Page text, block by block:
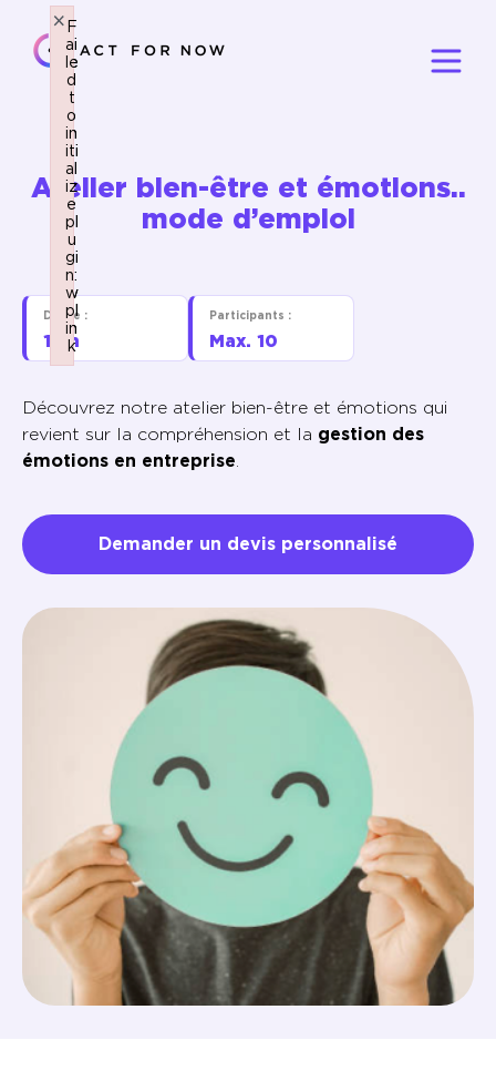
Atelier bien-être et émotions..
mode d’emploi
Durée :
1,5h
Participants :
Max. 10
Découvrez notre atelier bien-être et émotions qui
revient sur la compréhension et la gestion des
émotions en entreprise.
Demander un devis personnalisé
F
ai
le
d
t
o
in
iti
al
iz
e
pl
u
gi
n:
w
pl
in
k
×
Failed to initialize plugin: wplink
F
ai
le
d
t
o
in
iti
al
iz
e
pl
u
gi
n:
w
pl
in
k
×
Failed to initialize plugin: wplink